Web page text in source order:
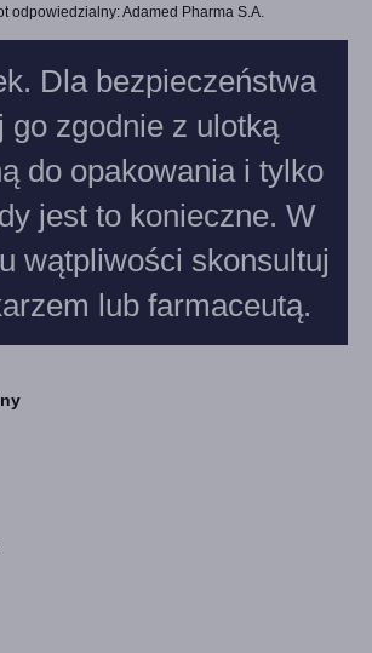
odpowiedzialny: Adamed Pharma S.A.
Dla bezpieczeństwa
go zgodnie z ulotką
do opakowania i tylko
jest to konieczne. W
wątpliwości skonsultuj
lub farmaceutą.